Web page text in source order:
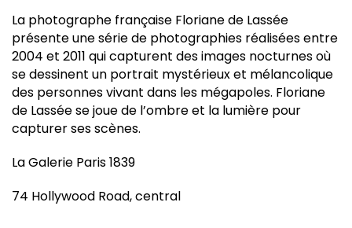
La photographe française Floriane de Lassée
présente une série de photographies réalisées entre
2004 et 2011 qui capturent des images nocturnes où
se dessinent un portrait mystérieux et mélancolique
des personnes vivant dans les mégapoles. Floriane
de Lassée se joue de l’ombre et la lumière pour
capturer ses scènes.
La Galerie Paris 1839
74 Hollywood Road, central